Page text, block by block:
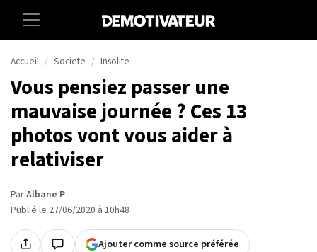
Accueil Societe Insolite
Vous pensiez passer une
mauvaise journée ? Ces 13
photos vont vous aider à
relativiser
ParAlbane P
Publié le 27/06/2020 à 10h48
Ajouter comme source préférée